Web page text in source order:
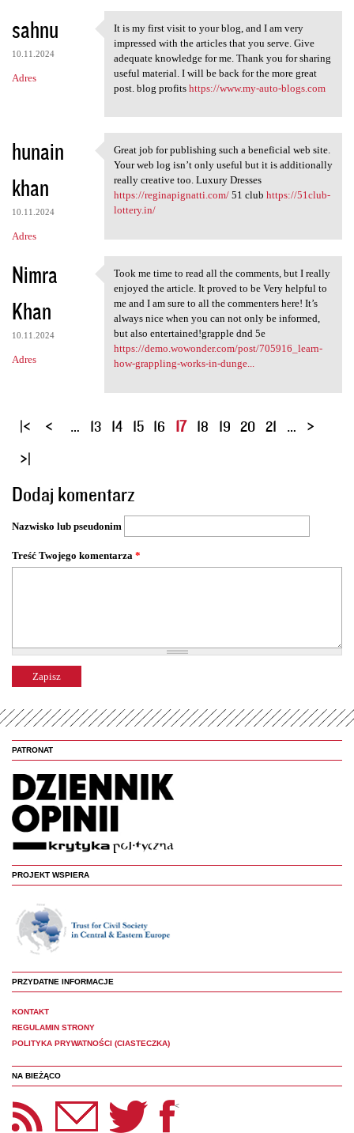
sahnu
10.11.2024
Adres
It is my first visit to your
It is my first visit to your blog, and I am very
impressed with the articles that you serve. Give
adequate knowledge for me. Thank you for sharing
useful material. I will be back for the more great
post. blog profits https://www.my-auto-blogs.com
hunain
khan
10.11.2024
Adres
Great job for publishing such
Great job for publishing such a beneficial web site.
Your web log isn’t only useful but it is additionally
really creative too. Luxury Dresses
https://reginapignatti.com/51 club https://51club-
lottery.in/
Nimra
Khan
10.11.2024
Adres
Took me time to read all the
Took me time to read all the comments, but I really
enjoyed the article. It proved to be Very helpful to
me and I am sure to all the commenters here! It’s
always nice when you can not only be informed,
but also entertained!grapple dnd 5e
https://demo.wowonder.com/post/705916_learn-
how-grappling-works-in-dunge...
S
o
n
y
… 13 14 15 16 17 18 19 20 21 …
Dodaj komentarz
Nazwisko lub pseudonim
Treść Twojego komentarza *
PATRONAT
PROJEKT WSPIERA
PRZYDATNE INFORMACJE
KONTAKT
REGULAMIN STRONY
POLITYKA PRYWATNOŚCI (CIASTECZKA)
NA BIEŻĄCO
Panoptyka Facebook <